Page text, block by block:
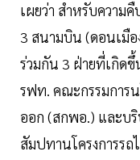
เผยว่า สำหรับความคื
3 สนามบิน (ดอนเมือ
ร่วมกัน 3 ฝ่ายที่เกิดขึ้
รฟท. คณะกรรมการ
ออก (สกพอ.) และบ
สัมปทานโครงการรถ